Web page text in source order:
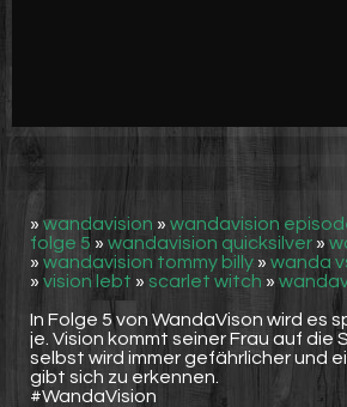
» wandavision » wandavision
folge 5 » wandavision quicksilver »
» wandavision tommy billy » wanda
» vision lebt » scarlet witch »
In Folge 5 von WandaVison wird es
je. Vision kommt seiner Frau auf die
selbst wird immer gefährlicher und
gibt sich zu erkennen.
#WandaVision